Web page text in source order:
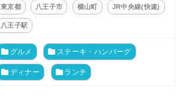
東京都 八王子市 横山町 JR中央線(快速)
八王子駅
グルメ ステーキ・ハンバーグ
ディナー ランチ